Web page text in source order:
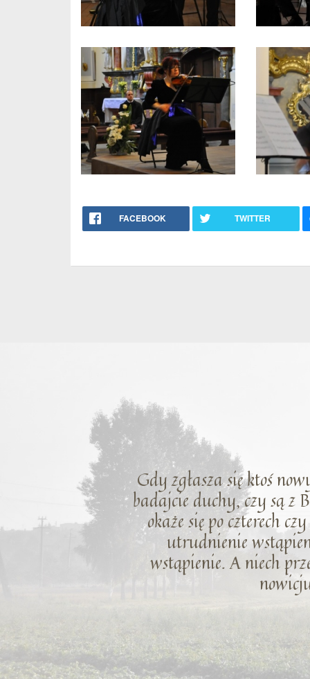
FACEBOOK TWITTER
Gdy zgłasza się ktoś
badajcie duchy, czy są z
okaże się po czterech
utrudnienie
wstąpienie. A niech